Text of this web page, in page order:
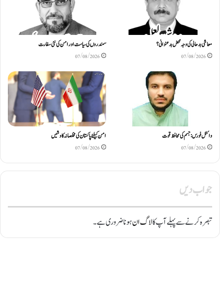
معاشی بدحالی کی وجہ محض بدعنوانی؟
07/08/2026
سمندروں کی سیاست اور امن کی نئی سفارت
07/08/2026
وائٹل فورس: جسم کی محافظ قوت
07/08/2026
امن کیلئے پاکستان کی مخلصانہ کاوشیں
07/08/2026
جواب دیں
تبصرہ کرنے سے پہلے آپ کالاگ انہونا ضروری ہے۔